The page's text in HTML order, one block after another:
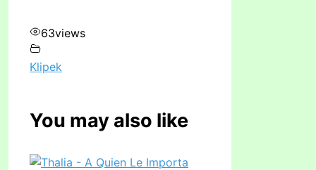
63views
Klipek
You may also like